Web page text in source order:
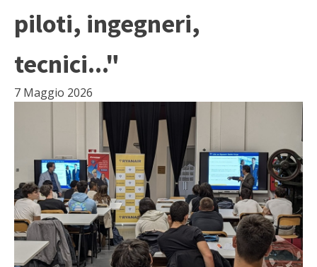
piloti, ingegneri,
tecnici..."
7 Maggio 2026